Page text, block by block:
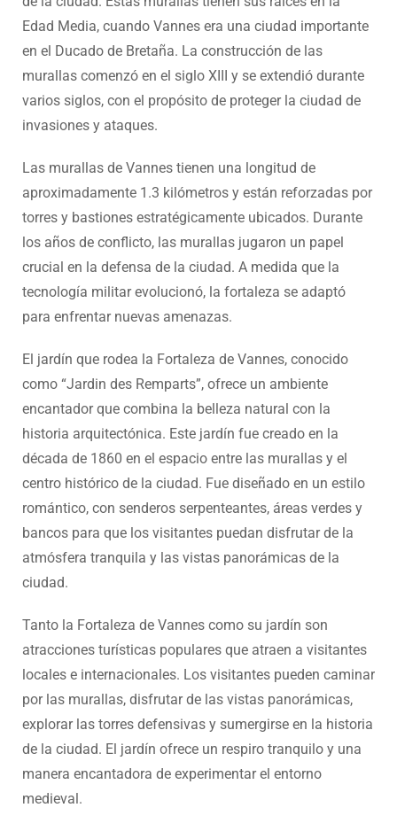
Edad Media, cuando Vannes era una ciudad importante
en el Ducado de Bretaña. La construcción de las
murallas comenzó en el siglo XIII y se extendió durante
varios siglos, con el propósito de proteger la ciudad de
invasiones y ataques.
Las murallas de Vannes tienen una longitud de
aproximadamente 1.3 kilómetros y están reforzadas por
torres y bastiones estratégicamente ubicados. Durante
los años de conflicto, las murallas jugaron un papel
crucial en la defensa de la ciudad. A medida que la
tecnología militar evolucionó, la fortaleza se adaptó
para enfrentar nuevas amenazas.
El jardín que rodea la Fortaleza de Vannes, conocido
como “Jardin des Remparts”, ofrece un ambiente
encantador que combina la belleza natural con la
historia arquitectónica. Este jardín fue creado en la
década de 1860 en el espacio entre las murallas y el
centro histórico de la ciudad. Fue diseñado en un estilo
romántico, con senderos serpenteantes, áreas verdes y
bancos para que los visitantes puedan disfrutar de la
atmósfera tranquila y las vistas panorámicas de la
ciudad.
Tanto la Fortaleza de Vannes como su jardín son
atracciones turísticas populares que atraen a visitantes
locales e internacionales. Los visitantes pueden caminar
por las murallas, disfrutar de las vistas panorámicas,
explorar las torres defensivas y sumergirse en la historia
de la ciudad. El jardín ofrece un respiro tranquilo y una
manera encantadora de experimentar el entorno
medieval.